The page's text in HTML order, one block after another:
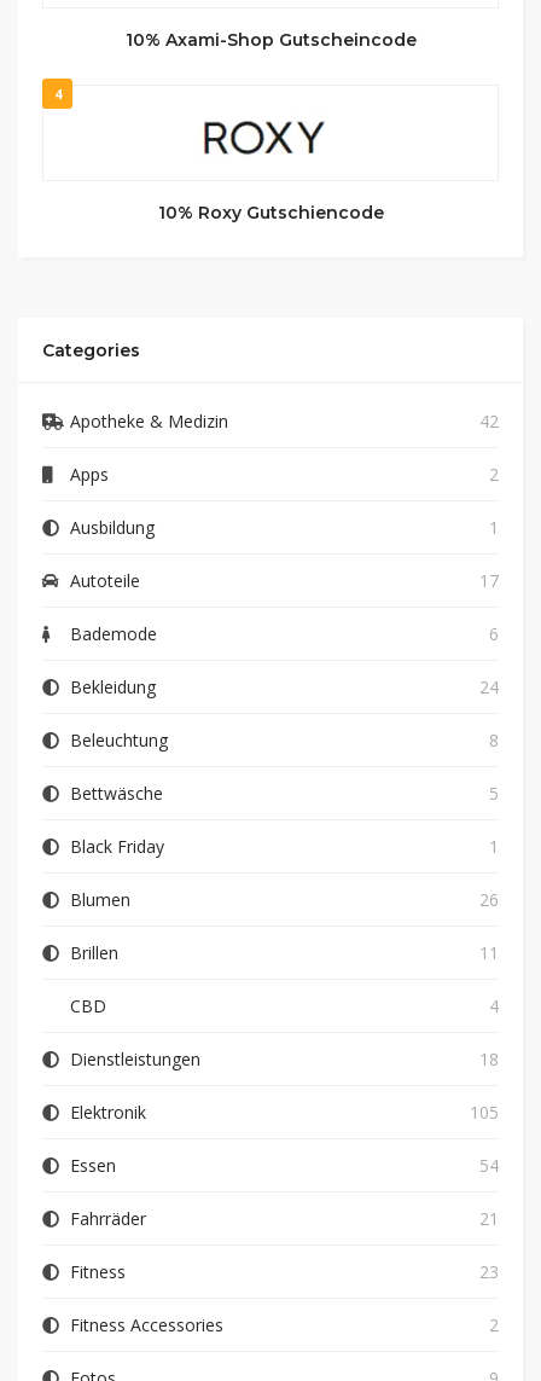
10% Axami-Shop Gutscheincode
4
10% Roxy Gutschiencode
Categories
Apotheke & Medizin 42
Apps 2
Ausbildung 1
Autoteile 17
Bademode 6
Bekleidung 24
Beleuchtung 8
Bettwäsche 5
Black Friday 1
Blumen 26
Brillen 11
CBD 4
Dienstleistungen 18
Elektronik 105
Essen 54
Fahrräder 21
Fitness 23
Fitness Accessories 2